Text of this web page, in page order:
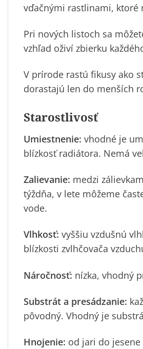
vďačnými rastlinami, ktoré
Pri nových listoch sa
vzhľad oživí zbierku
V prírode rastú fikusy ako
dorastajú len do menších
Starostlivosť
Umiestnenie: vhodné je
blízkosť radiátora. Nemá
Zalievanie: medzi
týždňa, v lete môžeme
vode.
Vlhkosť: vyššiu vzdušnú
blízkosti zvlhčovača
Náročnosť: nízka, vhodný
Substrát a presádzanie:
pôvodný. Vhodný je
Hnojenie: od jari do